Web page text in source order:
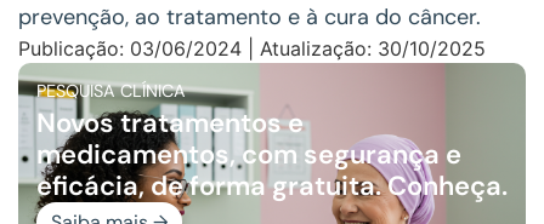
prevenção, ao tratamento e à cura do câncer.
Publicação: 03/06/2024 | Atualização: 30/10/2025
PESQUISA CLÍNICA
Novos tratamentos e
medicamentos, com segurança e
eficácia, de forma gratuita. Conheça.